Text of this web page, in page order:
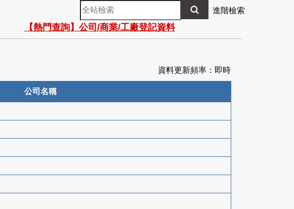
全
站
檢
索
進階檢索
【熱門查詢】公司/商業/工廠登記資料
資料更新頻率：即時
公司名稱